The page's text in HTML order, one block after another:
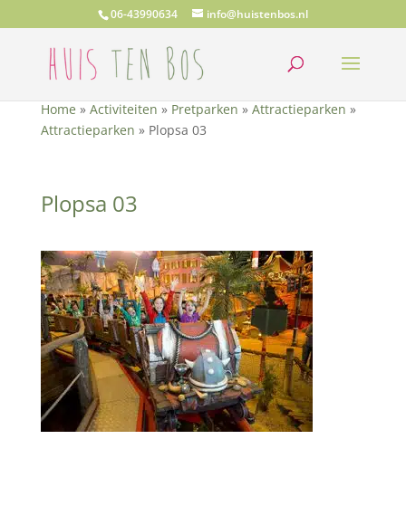
06-43990634 info@huistenbos.nl
Home » Activiteiten » Pretparken » Attractieparken »
Attractieparken » Plopsa 03
Plopsa 03